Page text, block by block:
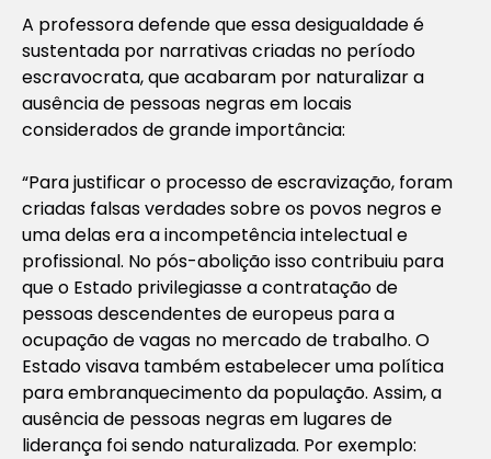
A professora defende que essa desigualdade é
sustentada por narrativas criadas no período
escravocrata, que acabaram por naturalizar a
ausência de pessoas negras em locais
considerados de grande importância:
“Para justificar o processo de escravização, foram
criadas falsas verdades sobre os povos negros e
uma delas era a incompetência intelectual e
profissional. No pós-abolição isso contribuiu para
que o Estado privilegiasse a contratação de
pessoas descendentes de europeus para a
ocupação de vagas no mercado de trabalho. O
Estado visava também estabelecer uma política
para embranquecimento da população. Assim, a
ausência de pessoas negras em lugares de
liderança foi sendo naturalizada. Por exemplo: